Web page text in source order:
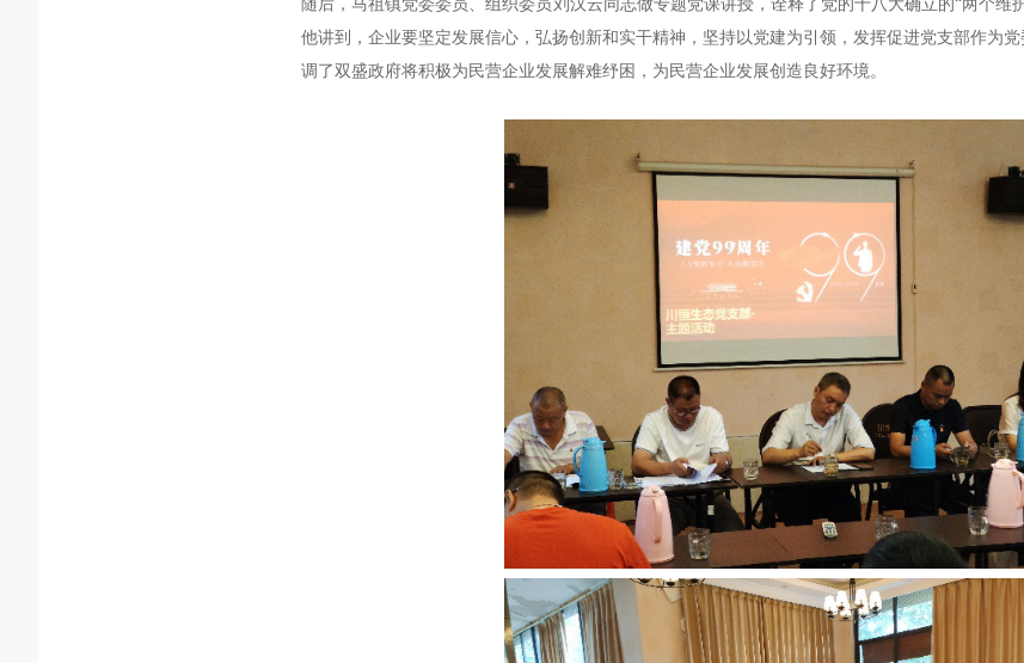
随后，马祖镇党委委员、组织委员刘汉云同志做专题党课讲授， 诠释了党的十八大确立的“两个维
他讲到， 企业要坚定发展信心，弘扬创新和实干精神，坚持以党建为引领，发挥促进党支部作为党
调了双盛政府将积极为民营企业发展解难纾困，为民营企业发展创造良好环境。